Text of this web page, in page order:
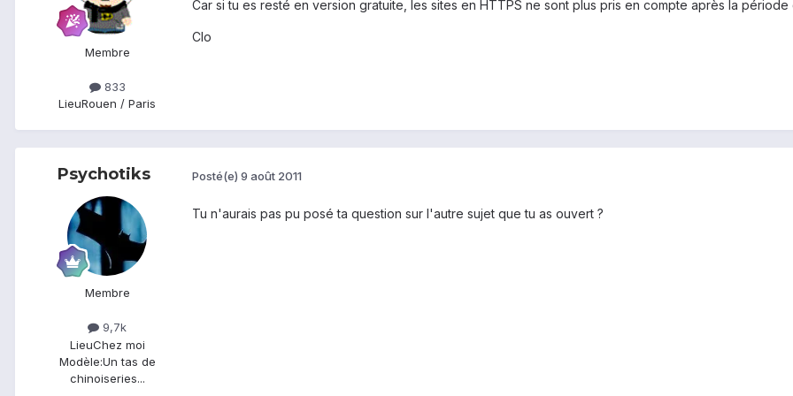
Membre
833
LieuRouen / Paris
Car si tu es resté en version gratuite, les sites en HTTPS ne sont plus pris en compte après la période
Clo
Psychotiks
Membre
9,7k
LieuChez moi
Modèle:Un tas de
chinoiseries...
Posté(e) 9 août 2011
Tu n'aurais pas pu posé ta question sur l'autre sujet que tu as ouvert ?